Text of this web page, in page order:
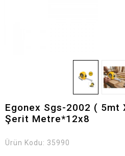
Egonex Sgs-2002 ( 5mt
Şerit Metre*12x8
Ürün Kodu: 35990